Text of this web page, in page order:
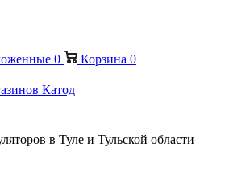
0 Корзина 0
Катод
в Туле и Тульской области